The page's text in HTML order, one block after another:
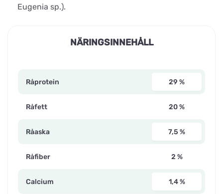
Eugenia sp.).
NÄRINGSINNEHÅLL
Råprotein 29 %
Råfett 20 %
Råaska 7,5 %
Råfiber 2 %
Calcium 1,4 %